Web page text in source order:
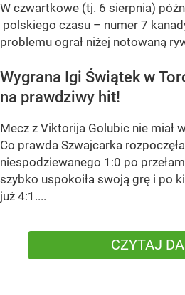
W czwartkowe (tj. 6 sierpnia)
polskiego czasu – numer 7
problemu ograł niżej notowaną
Wygrana Igi Świątek w
na prawdziwy hit!
Mecz z Viktorija Golubic nie miał
Co prawda Szwajcarka
niespodziewanego 1:0 po
szybko uspokoiła swoją grę i po
już 4:1....
CZYTAJ